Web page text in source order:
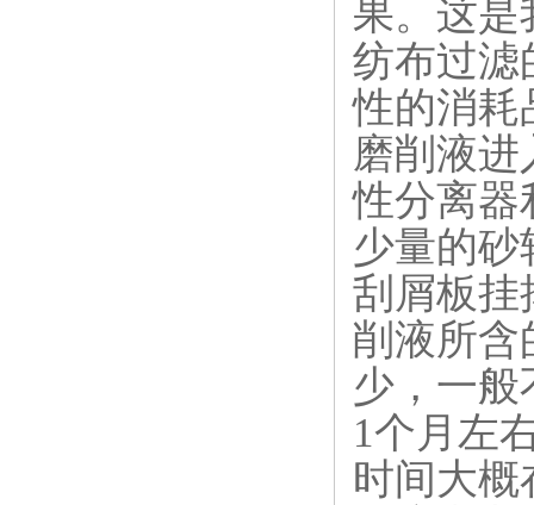
果。这是
纺布过滤
性的消耗
磨削液
性分离器
少量的
刮屑板挂
削液所含
少，一
1个月左
时间大概